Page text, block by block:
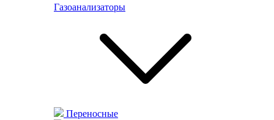
Газоанализаторы
Переносные